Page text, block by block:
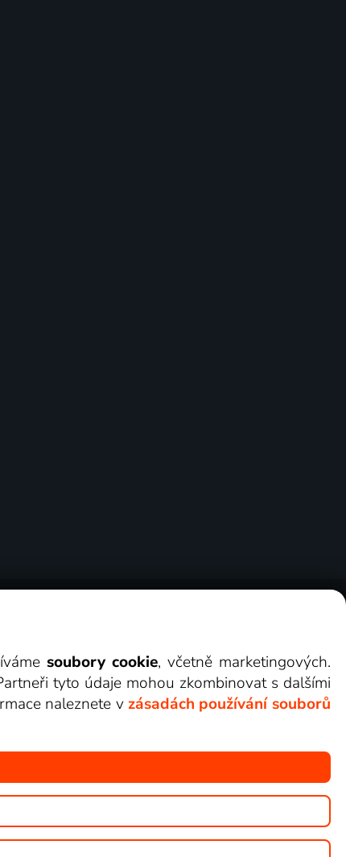
sledovat v Lepší.TV.
soubory cookie, včetně marketingových.
tyto údaje mohou zkombinovat s dalšími
naleznete v zásadách používání souborů